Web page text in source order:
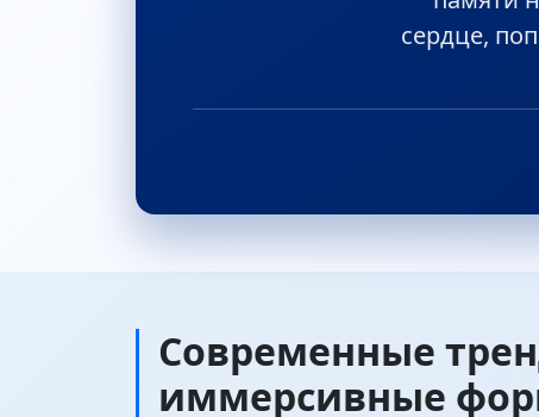
сердце,
Современные
иммерсивные